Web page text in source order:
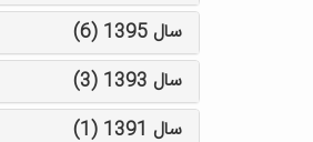
سال 1395 (6)
سال 1393 (3)
سال 1391 (1)